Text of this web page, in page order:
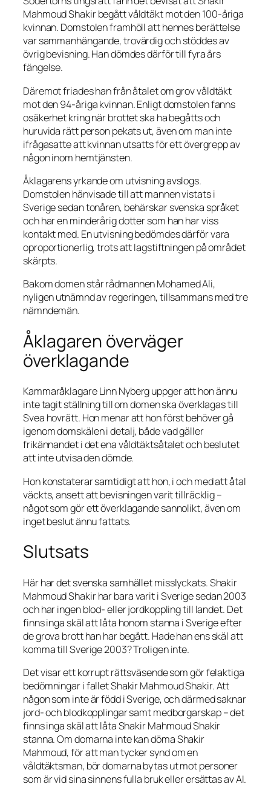
Mahmoud Shakir begått våldtäkt mot den 100-åriga
kvinnan. Domstolen framhöll att hennes berättelse
var sammanhängande, trovärdig och stöddes av
övrig bevisning. Han dömdes därför till fyra års
fängelse.
Däremot friades han från åtalet om grov våldtäkt
mot den 94-åriga kvinnan. Enligt domstolen fanns
osäkerhet kring när brottet ska ha begåtts och
huruvida rätt person pekats ut, även om man inte
ifrågasatte att kvinnan utsatts för ett övergrepp av
någon inom hemtjänsten.
Åklagarens yrkande om utvisning avslogs.
Domstolen hänvisade till att mannen vistats i
Sverige sedan tonåren, behärskar svenska språket
och har en minderårig dotter som han har viss
kontakt med. En utvisning bedömdes därför vara
oproportionerlig, trots att lagstiftningen på området
skärpts.
Bakom domen står rådmannen Mohamed Ali,
nyligen utnämnd av regeringen, tillsammans med tre
nämndemän.
Åklagaren överväger
överklagande
Kammaråklagare Linn Nyberg uppger att hon ännu
inte tagit ställning till om domen ska överklagas till
Svea hovrätt. Hon menar att hon först behöver gå
igenom domskälen i detalj, både vad gäller
frikännandet i det ena våldtäktsåtalet och beslutet
att inte utvisa den dömde.
Hon konstaterar samtidigt att hon, i och med att åtal
väckts, ansett att bevisningen varit tillräcklig –
något som gör ett överklagande sannolikt, även om
inget beslut ännu fattats.
Slutsats
Här har det svenska samhället misslyckats. Shakir
Mahmoud Shakir har bara varit i Sverige sedan 2003
och har ingen blod- eller jordkoppling till landet. Det
finns inga skäl att låta honom stanna i Sverige efter
de grova brott han har begått. Hade han ens skäl att
komma till Sverige 2003? Troligen inte.
Det visar ett korrupt rättsväsende som gör felaktiga
bedömningar i fallet Shakir Mahmoud Shakir. Att
någon som inte är född i Sverige, och därmed saknar
jord- och blodkopplingar samt medborgarskap – det
finns inga skäl att låta Shakir Mahmoud Shakir
stanna. Om domarna inte kan döma Shakir
Mahmoud, för att man tycker synd om en
våldtäktsman, bör domarna bytas ut mot personer
som är vid sina sinnens fulla bruk eller ersättas av AI.